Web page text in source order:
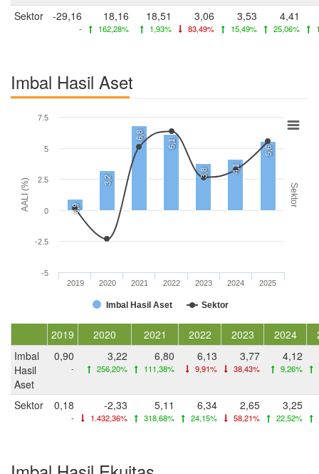
Sektor
-29,16
-
18,16
162,28%
18,51
1,93%
3,06
83,49%
3,53
15,49%
4,41
25,06%
Imbal Hasil Aset
AALI (%) Sektor
0,9
3,2
6,8
6,1
3,8 4,1
5,6
Imbal Hasil Aset Sektor
2019 2020 2021 2022 2023 2024 2025
-5
-2.5
0
2.5
5
7.5
2019 2020 2021 2022 2023 2024
Imbal
Hasil
Aset
0,90
-
3,22
256,20%
6,80
111,38%
6,13
9,91%
3,77
38,43%
4,12
9,26%
Sektor 0,18
-
-2,33
1.432,36%
5,11
318,68%
6,34
24,15%
2,65
58,21%
3,25
22,52%